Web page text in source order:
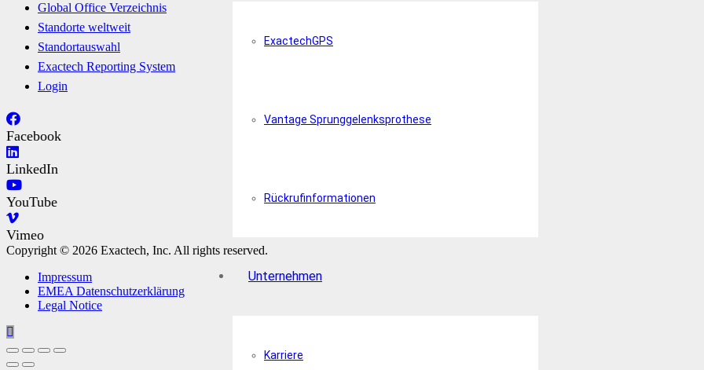
ExactechGPS
Vantage Sprunggelenksprothese
Rückrufinformationen
Unternehmen
Karriere
Global Office Verzeichnis
Standorte weltweit
Standortauswahl
Exactech Reporting System
Login
Facebook
LinkedIn
YouTube
Vimeo
Copyright © 2026 Exactech, Inc. All rights reserved.
Impressum
EMEA Datenschutzerklärung
Legal Notice